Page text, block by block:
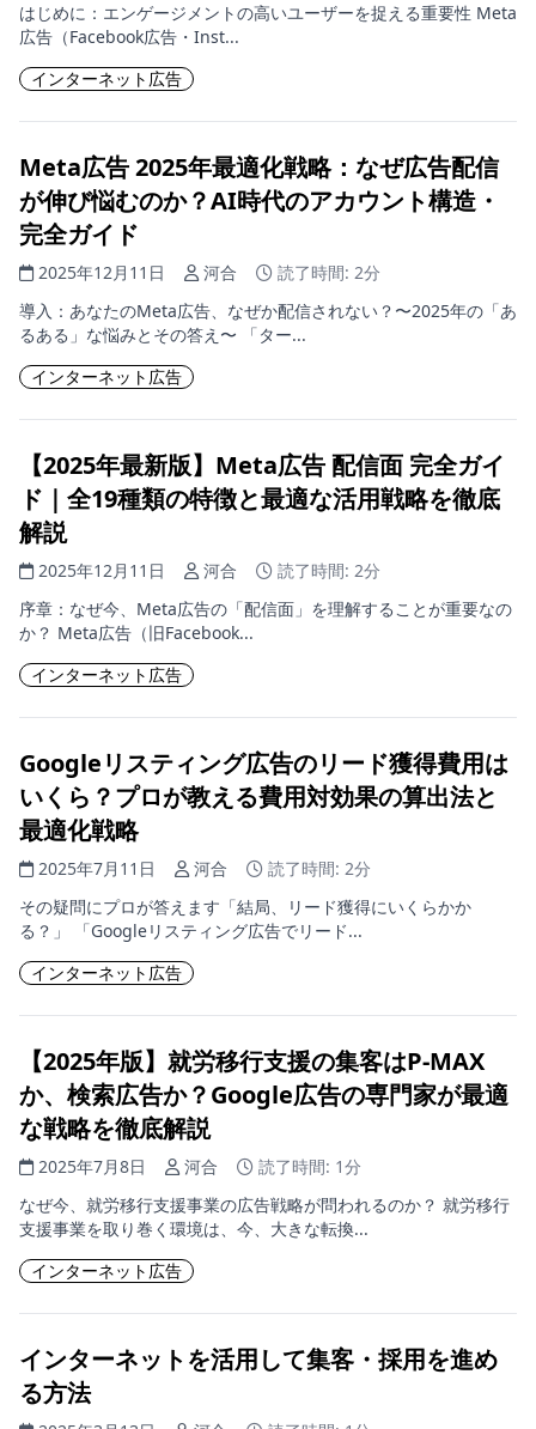
はじめに：エンゲージメントの高いユーザーを捉える重要性 Meta
広告（Facebook広告・Inst...
インターネット広告
Meta広告 2025年最適化戦略：なぜ広告配信
が伸び悩むのか？AI時代のアカウント構造・
完全ガイド
2025年12月11日 河合
読了時間: 2分
導入：あなたのMeta広告、なぜか配信されない？〜2025年の「あ
るある」な悩みとその答え〜 「ター...
インターネット広告
【2025年最新版】Meta広告 配信面 完全ガイ
ド｜全19種類の特徴と最適な活用戦略を徹底
解説
2025年12月11日 河合
読了時間: 2分
序章：なぜ今、Meta広告の「配信面」を理解することが重要なの
か？ Meta広告（旧Facebook...
インターネット広告
Googleリスティング広告のリード獲得費用は
いくら？プロが教える費用対効果の算出法と
最適化戦略
2025年7月11日 河合
読了時間: 2分
その疑問にプロが答えます「結局、リード獲得にいくらかか
る？」 「Googleリスティング広告でリード...
インターネット広告
【2025年版】就労移行支援の集客はP-MAX
か、検索広告か？Google広告の専門家が最適
な戦略を徹底解説
2025年7月8日 河合
読了時間: 1分
なぜ今、就労移行支援事業の広告戦略が問われるのか？ 就労移行
支援事業を取り巻く環境は、今、大きな転換...
インターネット広告
インターネットを活用して集客・採用を進め
る方法